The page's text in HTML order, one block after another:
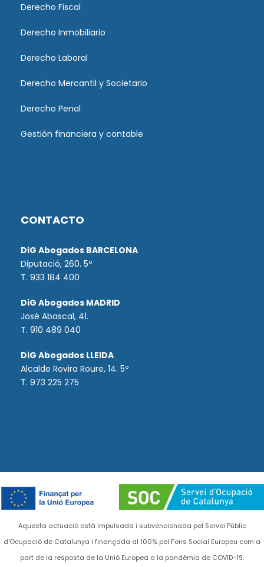
Derecho Fiscal
Derecho Inmobiliario
Derecho Laboral
Derecho Mercantil y Societario
Derecho Penal
Gestión financiera y contable
CONTACTO
DiG Abogados BARCELONA
Diputació, 260. 5º
T. 933 184 400
DiG Abogados MADRID
José Abascal, 41.
T. 910 489 040
DiG Abogados LLEIDA
Alcalde Rovira Roure, 14. 5º
T. 973 225 275
Aquesta actuació està impulsada i subvencionada pel Servei Públic
d'Ocupació de Catalunya i finançada al 100% pel Fons Social Europeu com a
part de la resposta de la Unió Europea a la pandèmia de COVID-19.